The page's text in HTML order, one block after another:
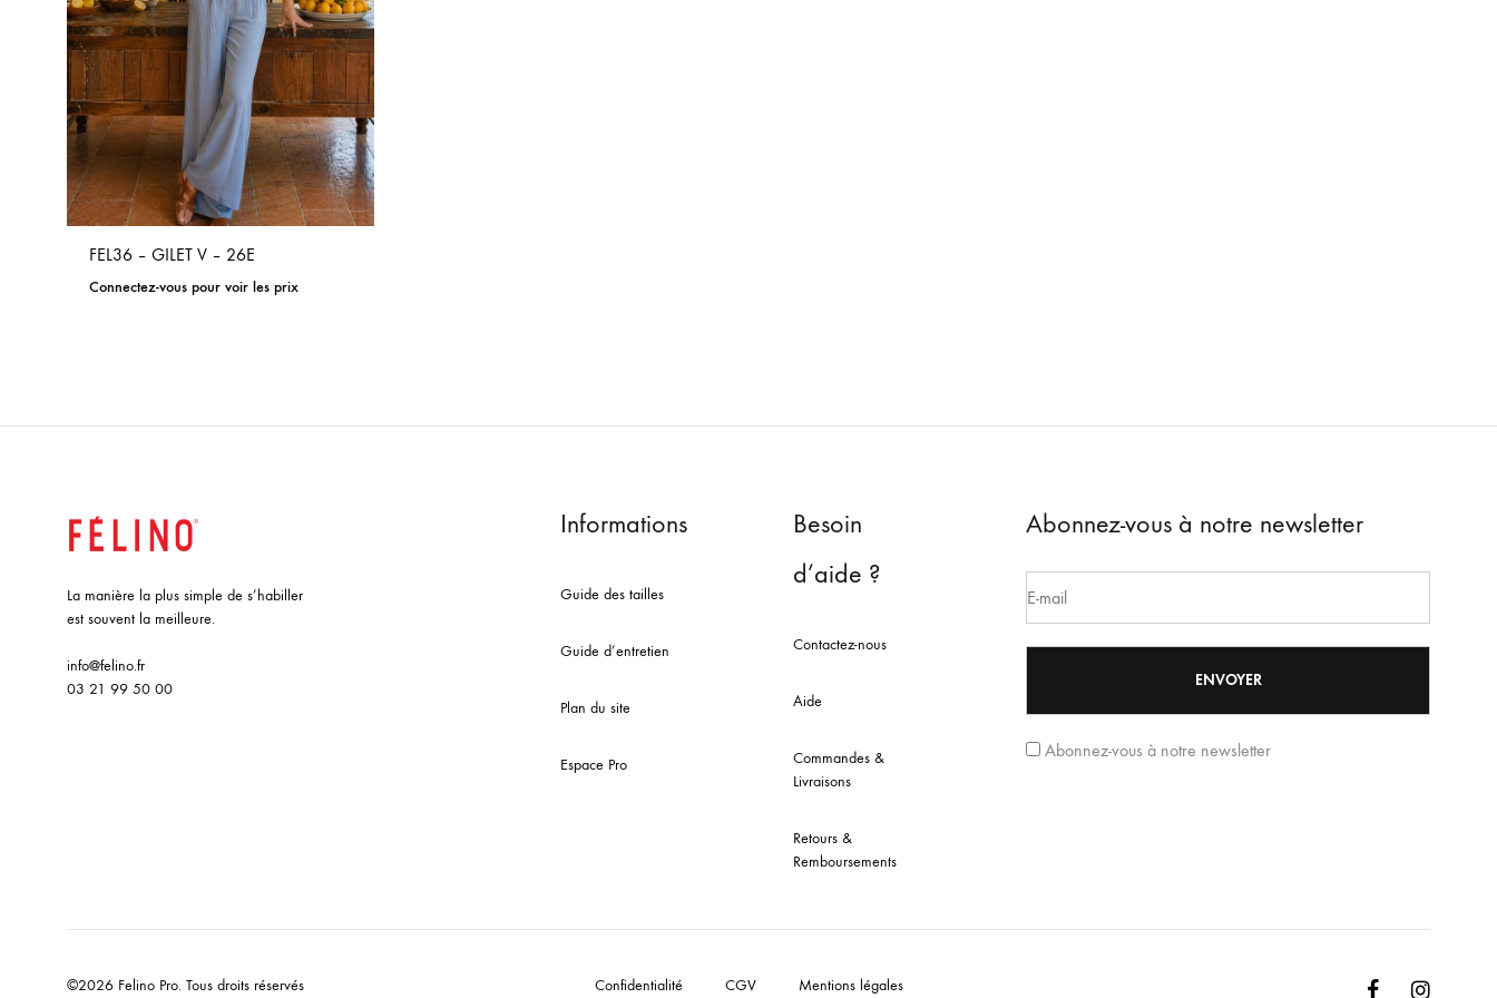
FEL36 – GILET V – 26E
Connectez-vous pour voir les prix
La manière la plus simple de s’habiller
est souvent la meilleure.
info@felino.fr
03 21 99 50 00
Informations
Guide des tailles
Guide d’entretien
Plan du site
Espace Pro
Besoin
d’aide ?
Contactez-nous
Aide
Commandes &
Livraisons
Retours &
Remboursements
Abonnez-vous à notre newsletter
Abonnez-vous à notre newsletter
©2026 Felino Pro. Tous droits réservés Confidentialité CGV Mentions légales Facebook